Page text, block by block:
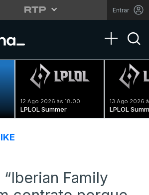
Entrar
Toggle
12 Ago 2026 às 18:00
LPLOL Summer
13 Ago 2026
LPLOL
Family